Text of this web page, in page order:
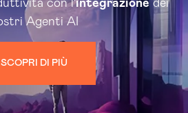
con l'integrazione dei
Agenti AI
SCOPRI DI PIÙ